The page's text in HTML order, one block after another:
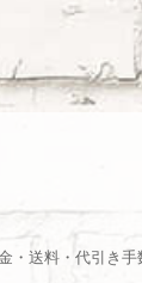
・送料・代引き